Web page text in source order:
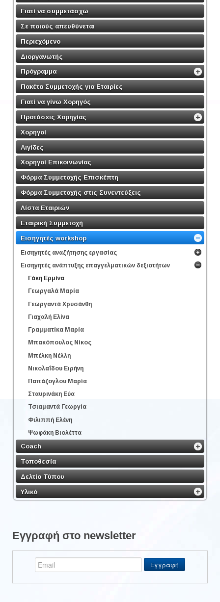
Γιατί να συμμετάσχω
Σε ποιούς απευθύνεται
Περιεχόμενο
Διοργανωτής
Πρόγραμμα
Πακέτα Συμμετοχής για Εταιρίες
Γιατί να γίνω Χορηγός
Προτάσεις Χορηγίας
Χορηγοί
Αιγίδες
Χορηγοί Επικοινωνίας
Φόρμα Συμμετοχής Επισκέπτη
Φόρμα Συμμετοχής στις Συνεντεύξεις
Λίστα Εταιριών
Εταιρική Συμμετοχή
Εισηγητές workshop
Εισηγητές αναζήτησης εργασίας
Εισηγητές ανάπτυξης επαγγελματικών δεξιοτήτων
Γάκη Ερμίνα
Γεωργαλά Μαρία
Γεωργαντά Χρυσάνθη
Γιαχαλή Ελίνα
Γραμματίκα Μαρία
Μπακόπουλος Νίκος
Μπέλκη Νέλλη
Νικολαΐδου Ειρήνη
Παπάζογλου Μαρία
Σταυρινάκη Εύα
Τσιαμαντά Γεωργία
Φιλιππή Ελένη
Ψωφάκη Βιολέττα
Coach
Τοποθεσία
Δελτίο Τύπου
Υλικό
Εγγραφή στο newsletter